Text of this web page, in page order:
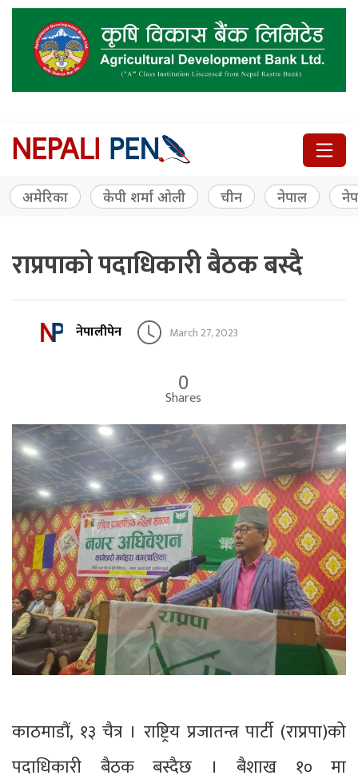
अमेरिका केपी शर्मा ओली चीन नेपाल
राप्रपाको पदाधिकारी बैठक बस्दै
नेपालीपेन March 27, 2023
0
Shares
काठमाडौं, १३ चैत्र । राष्ट्रिय प्रजातन्त्र पार्टी (राप्रपा)को
पदाधिकारी बैठक बस्दैछ । बैशाख १० मा